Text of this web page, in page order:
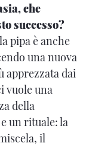
che
successo?
pipa è anche
una nuova
apprezzata dai
vuole una
della
un rituale: la
il